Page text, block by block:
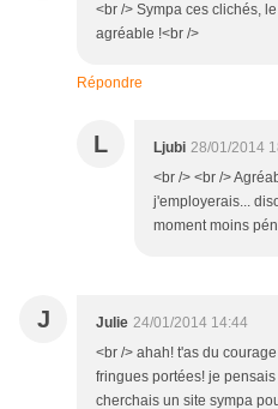
<br /> Sympa ces clichés,
agréable !<br />
Répondre
L Ljubi 28/01/2014
<br /> <br />
j'employerais...
moment moins
J Julie 24/01/2014 14:44
<br /> ahah! t'as du
fringues portées! je
cherchais un site sympa